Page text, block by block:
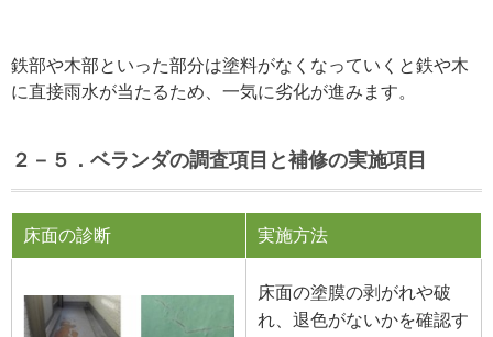
鉄部や木部といった部分は塗料がなくなっていくと鉄や木
に直接雨水が当たるため、一気に劣化が進みます。
２－５．ベランダの調査項目と補修の実施項目
床面の診断 実施方法
床面の塗膜の剥がれや破
れ、退色がないかを確認す